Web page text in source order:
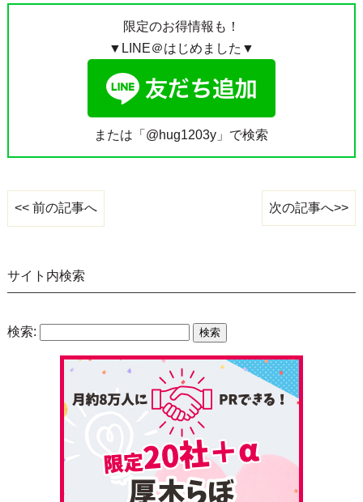
限定のお得情報も！
▼LINE＠はじめました▼
または「@hug1203y」で検索
<< 前の記事へ 次の記事へ>>
サイト内検索
検索: